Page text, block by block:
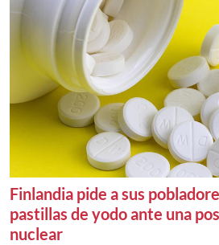
Finlandia pide a sus
pastillas de yodo ante una
nuclear